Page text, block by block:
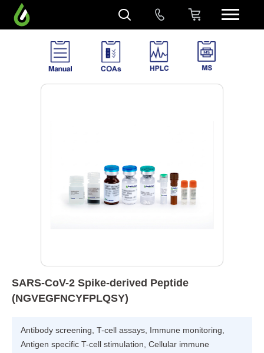
SARS-CoV-2 Spike-derived Peptide
(NGVEGFNCYFPLQSY)
Antibody screening, T-cell assays, Immune monitoring,
Antigen specific T-cell stimulation, Cellular immune